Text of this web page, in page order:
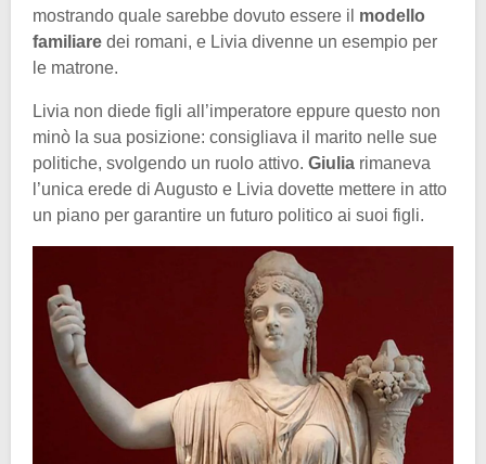
mostrando quale sarebbe dovuto essere il modello
familiare dei romani, e Livia divenne un esempio per
le matrone.
Livia non diede figli all’imperatore eppure questo non
minò la sua posizione: consigliava il marito nelle sue
politiche, svolgendo un ruolo attivo. Giulia rimaneva
l’unica erede di Augusto e Livia dovette mettere in atto
un piano per garantire un futuro politico ai suoi figli.